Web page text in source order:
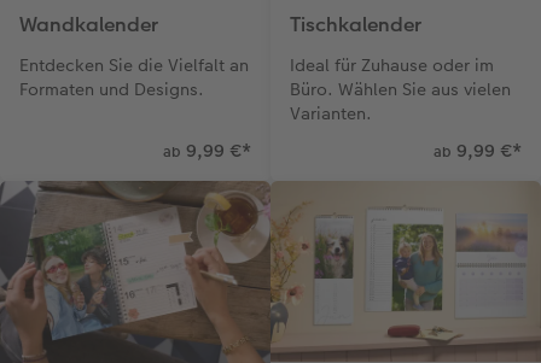
Wandkalender
Entdecken Sie die Vielfalt an
Formaten und Designs.
ab 9,99 €*
Tischkalender
Ideal für Zuhause oder im
Büro. Wählen Sie aus vielen
Varianten.
ab 9,99 €*